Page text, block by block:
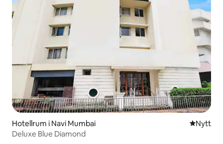
Hotellrum i Navi Mumbai NyttNytt
Deluxe Blue Diamond